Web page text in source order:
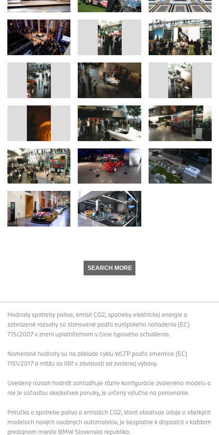
SEARCH MORE
Hodnoty spotreby paliva, emisií CO2, spotreby elektrickej energie a
zobrazené rozsahy sú stanovené podľa európskeho nariadenia (EC)
715/2007 v znení uplatniteľnom v čase typového schválenia.
Namerané hodnoty sú na základe cyklu WLTP podľa smernice (EC)
1151/2017 a môžu sa líšiť v závislosti od zvolenej výbavy.
Uvedený rozsah hodnôt zohľadňuje rôzne konfigurácie zvoleného modelu a
nie je súčasťou akejkoľvek ponuky, je určený výlučne na porovnanie.
Príručka o spotrebe paliva a emisiách CO2, ktorá obsahuje údaje o všetkých
modeloch nových osobných automobilov, je bezplatne k dispozícii v každom
predajnom mieste BMW Slovenská republika.